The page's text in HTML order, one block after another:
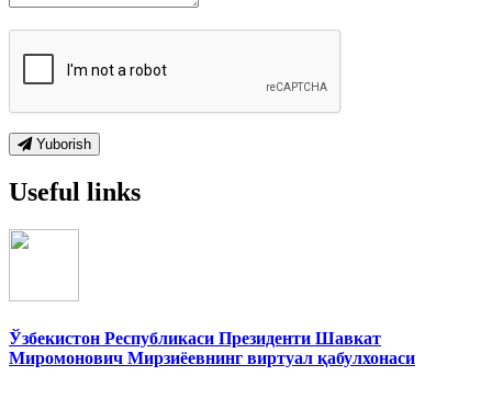
Yuborish
Useful links
Ўзбекистон Республикаси Президенти Шавкат
Миромонович Мирзиёевнинг виртуал қабулхонаси